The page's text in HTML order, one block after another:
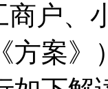
商户
方案》